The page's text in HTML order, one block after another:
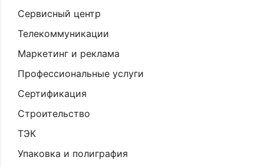
Сервисный центр
Телекоммуникации
Маркетинг и реклама
Профессиональные услуги
Сертификация
Строительство
ТЭК
Упаковка и полиграфия